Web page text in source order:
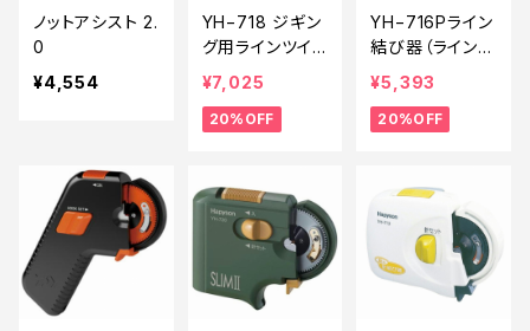
ノットアシスト 2.
0
¥4,554
YH−718 ジギン
グ用ラインツイ
スター【特価装
備】【20】
¥7,025
20%OFF
YH−716Pライン
結び器（ラインツ
イスター）【特価
装備】【20】
¥5,393
20%OFF